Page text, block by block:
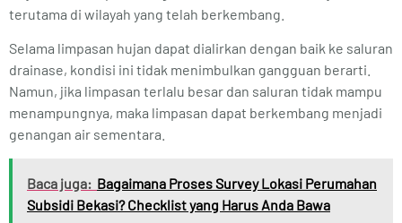
terutama di wilayah yang telah berkembang.
Selama limpasan hujan dapat dialirkan dengan baik ke saluran
drainase, kondisi ini tidak menimbulkan gangguan berarti.
Namun, jika limpasan terlalu besar dan saluran tidak mampu
menampungnya, maka limpasan dapat berkembang menjadi
genangan air sementara.
Baca juga: Bagaimana Proses Survey Lokasi Perumahan
Subsidi Bekasi? Checklist yang Harus Anda Bawa